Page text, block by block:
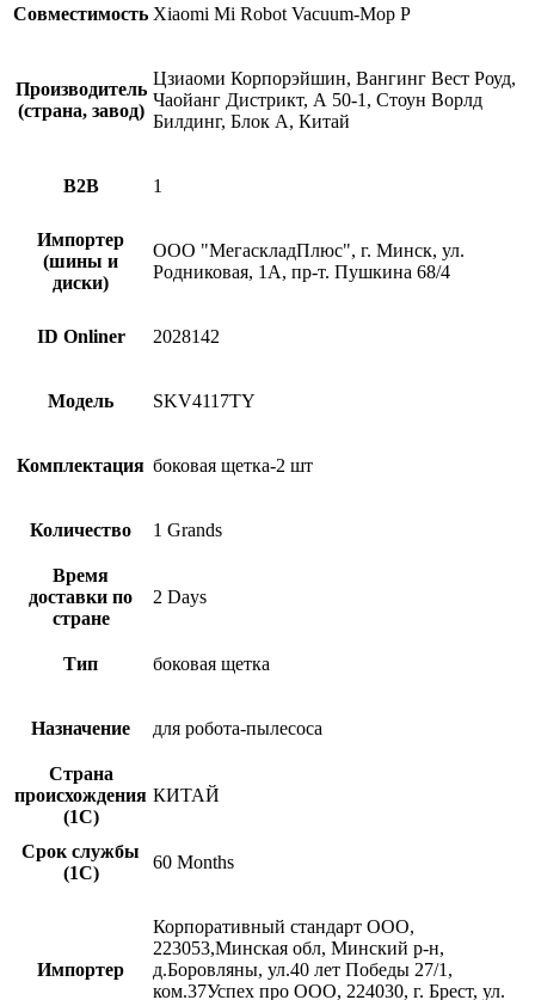
Совместимость Xiaomi Mi Robot Vacuum-Mop P
Производитель
(страна, завод)
Цзиаоми Корпорэйшин, Вангинг Вест Роуд,
Чаойанг Дистрикт, А 50-1, Стоун Ворлд
Билдинг, Блок А, Китай
B2B 1
Импортер
(шины и
диски)
ООО "МегаскладПлюс", г. Минск, ул.
Родниковая, 1А, пр-т. Пушкина 68/4
ID Onliner 2028142
Модель SKV4117TY
Комплектация боковая щетка-2 шт
Количество 1 Grands
Время
доставки по
стране
2 Days
Тип боковая щетка
Назначение для робота-пылесоса
Страна
происхождения
(1С)
КИТАЙ
Срок службы
(1С)
60 Months
Импортер
Корпоративный стандарт ООО,
223053,Минская обл, Минский р-н,
д.Боровляны, ул.40 лет Победы 27/1,
ком.37Успех про ООО, 224030, г. Брест, ул.